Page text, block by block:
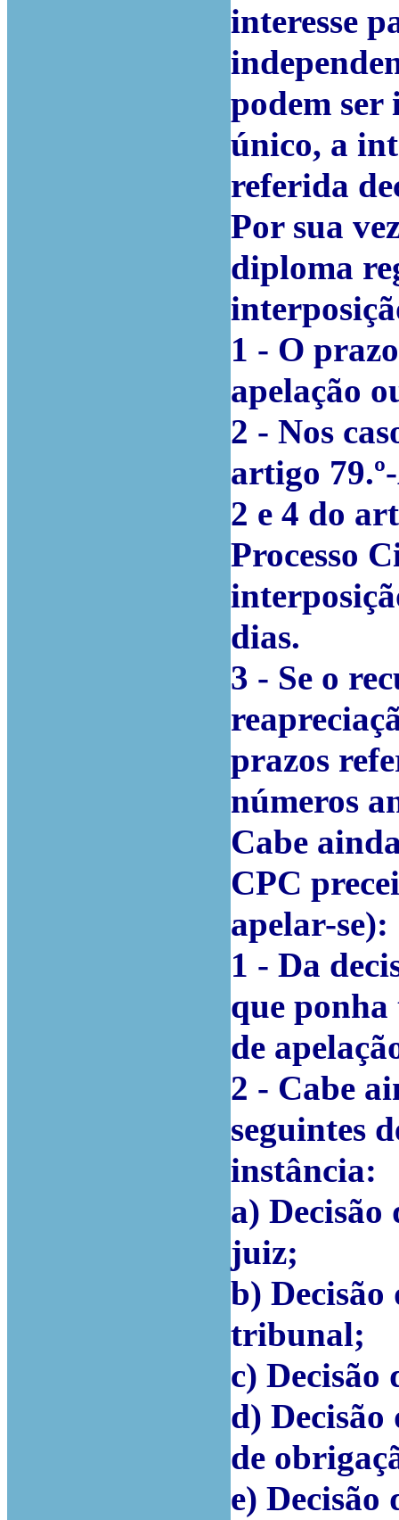
interesse
podem ser
único, a
referida
Por sua
diploma
1 - O
apelação
2 - Nos
artigo
2 e 4 do
Processo
dias.
3 - Se o
prazos
números
Cabe
CPC
apelar-se):
1 - Da
que ponha
de
2 - Cabe
seguintes
instância:
a)
juiz;
b) Decisão
tribunal;
c)
d)
de
e) Decisão